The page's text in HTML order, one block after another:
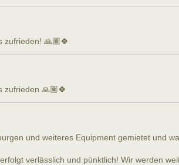
zufrieden! 🙏🏽🍀
zufrieden 🙏🏽🍀
und weiteres Equipment gemietet und
verlässlich und pünktlich! Wir werden